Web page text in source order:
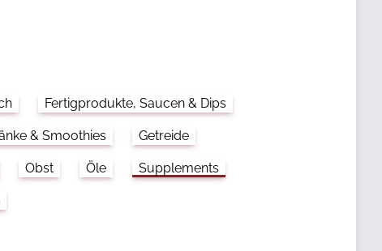
Fertigprodukte, Saucen & Dips
& Smoothies Getreide
Obst Öle Supplements